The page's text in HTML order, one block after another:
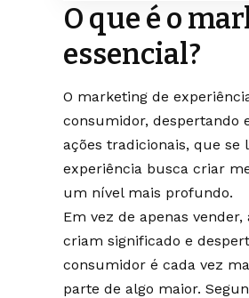
O que é o
essencial?
O marketing de
consumidor, despertando
ações tradicionais, que
experiência busca criar
um nível mais profundo.
Em vez de apenas
criam significado e
consumidor é cada vez
parte de algo maior.